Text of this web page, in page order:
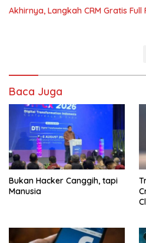
Akhirnya, Langkah CRM Gratis Full
Baca Juga
Bukan Hacker Canggih, tapi
Manusia